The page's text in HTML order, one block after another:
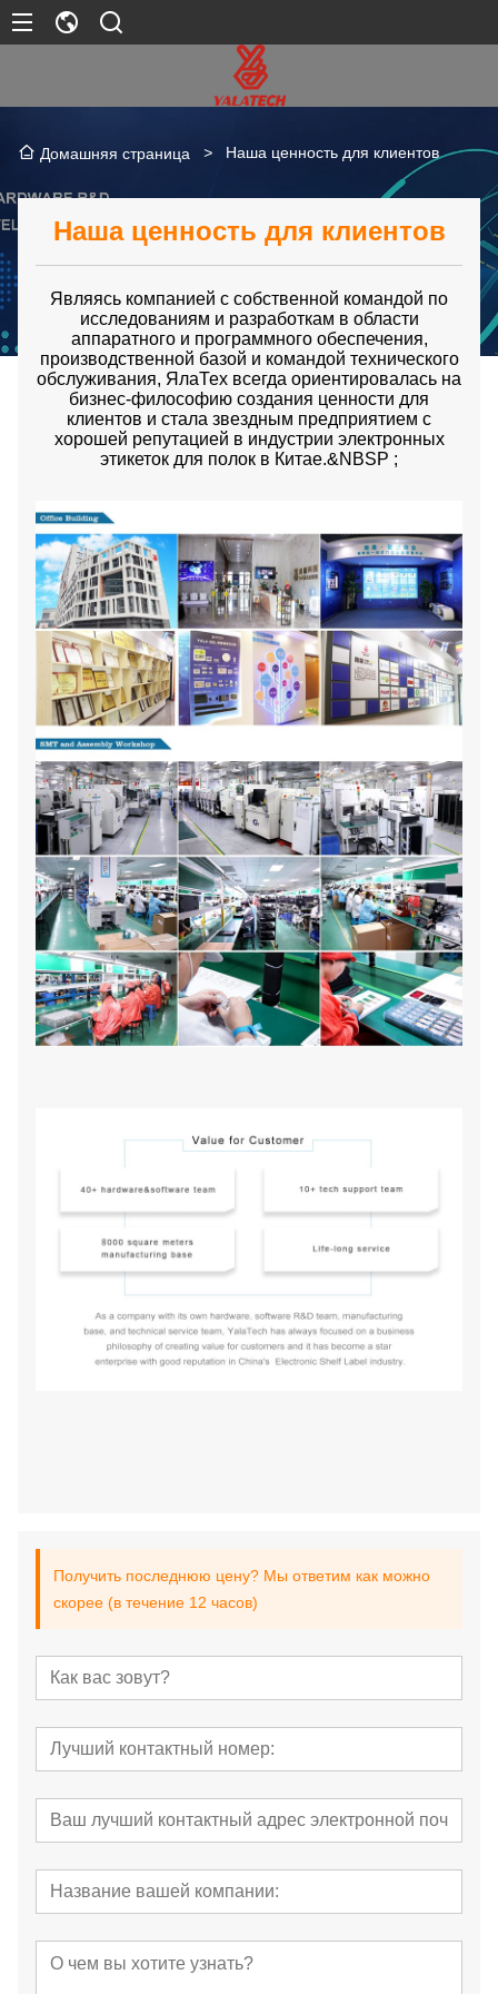
Домашняя страница > Наша ценность для клиентов
Наша ценность для клиентов
Являясь компанией с собственной командой по
исследованиям и разработкам в области
аппаратного и программного обеспечения,
производственной базой и командой технического
обслуживания, ЯлаТех всегда ориентировалась на
бизнес-философию создания ценности для
клиентов и стала звездным предприятием с
хорошей репутацией в индустрии электронных
этикеток для полок в Китае.&NBSP ;
Получить последнюю цену? Мы ответим как можно
скорее (в течение 12 часов)